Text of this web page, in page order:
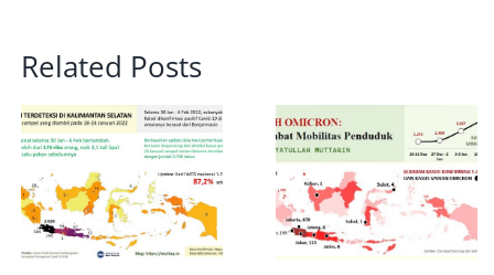
Related Posts